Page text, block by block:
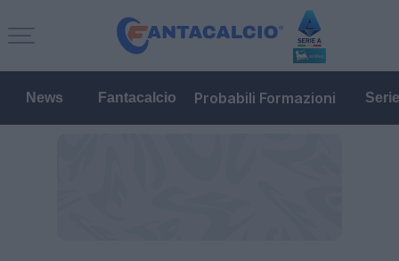
News Fantacalcio Probabili Formazioni